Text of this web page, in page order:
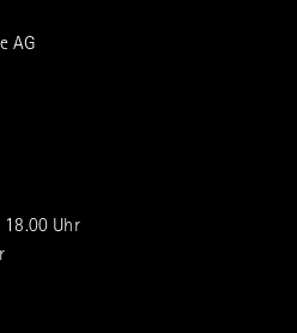
AG
18.00 Uhr